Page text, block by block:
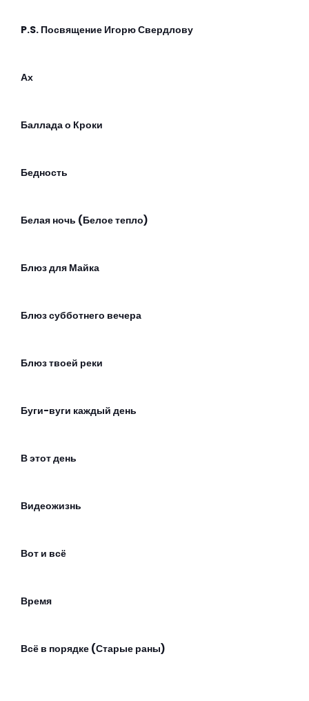
P.S. Посвящение Игорю Свердлову
Ах
Баллада о Кроки
Бедность
Белая ночь (Белое тепло)
Блюз для Майка
Блюз субботнего вечера
Блюз твоей реки
Буги-вуги каждый день
В этот день
Видеожизнь
Вот и всё
Время
Всё в порядке (Старые раны)